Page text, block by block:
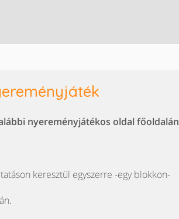
nyereményjátékos oldal főoldalán
keresztül egyszerre -egy blokkon-